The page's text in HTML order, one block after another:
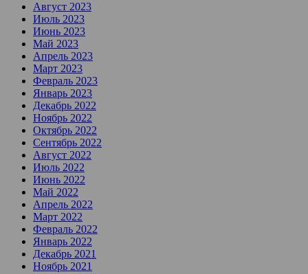
Август 2023
Июль 2023
Июнь 2023
Май 2023
Апрель 2023
Март 2023
Февраль 2023
Январь 2023
Декабрь 2022
Ноябрь 2022
Октябрь 2022
Сентябрь 2022
Август 2022
Июль 2022
Июнь 2022
Май 2022
Апрель 2022
Март 2022
Февраль 2022
Январь 2022
Декабрь 2021
Ноябрь 2021